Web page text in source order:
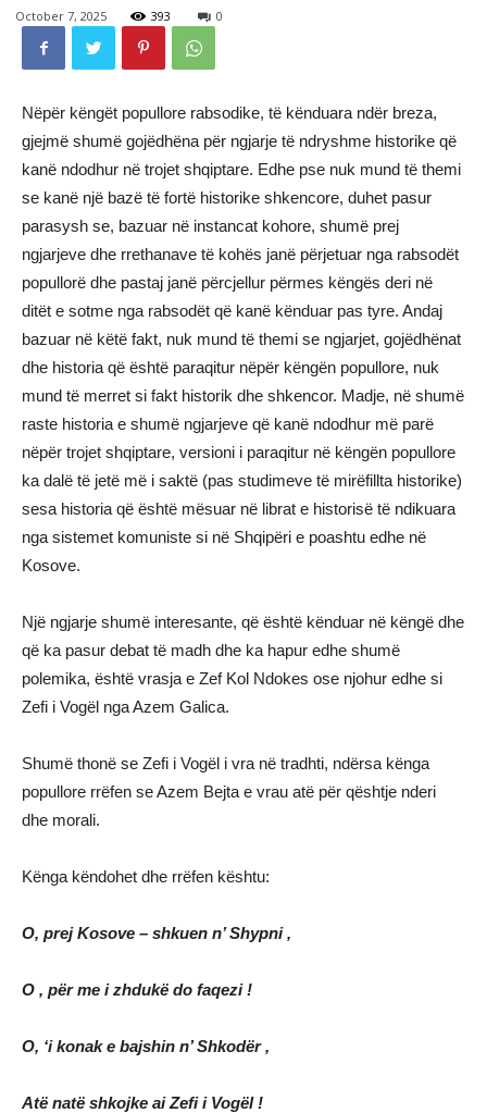
October 7, 2025 393 0
Nëpër këngët popullore rabsodike, të kënduara ndër breza,
gjejmë shumë gojëdhëna për ngjarje të ndryshme historike që
kanë ndodhur në trojet shqiptare. Edhe pse nuk mund të themi
se kanë një bazë të fortë historike shkencore, duhet pasur
parasysh se, bazuar në instancat kohore, shumë prej
ngjarjeve dhe rrethanave të kohës janë përjetuar nga rabsodët
popullorë dhe pastaj janë përcjellur përmes këngës deri në
ditët e sotme nga rabsodët që kanë kënduar pas tyre. Andaj
bazuar në këtë fakt, nuk mund të themi se ngjarjet, gojëdhënat
dhe historia që është paraqitur nëpër këngën popullore, nuk
mund të merret si fakt historik dhe shkencor. Madje, në shumë
raste historia e shumë ngjarjeve që kanë ndodhur më parë
nëpër trojet shqiptare, versioni i paraqitur në këngën popullore
ka dalë të jetë më i saktë (pas studimeve të mirëfillta historike)
sesa historia që është mësuar në librat e historisë të ndikuara
nga sistemet komuniste si në Shqipëri e poashtu edhe në
Kosove.
Një ngjarje shumë interesante, që është kënduar në këngë dhe
që ka pasur debat të madh dhe ka hapur edhe shumë
polemika, është vrasja e Zef Kol Ndokes ose njohur edhe si
Zefi i Vogël nga Azem Galica.
Shumë thonë se Zefi i Vogël i vra në tradhti, ndërsa kënga
popullore rrëfen se Azem Bejta e vrau atë për qështje nderi
dhe morali.
Kënga këndohet dhe rrëfen kështu:
O, prej Kosove – shkuen n’ Shypni ,
O , për me i zhdukë do faqezi !
O, ‘i konak e bajshin n’ Shkodër ,
Atë natë shkojke ai Zefi i Vogël !